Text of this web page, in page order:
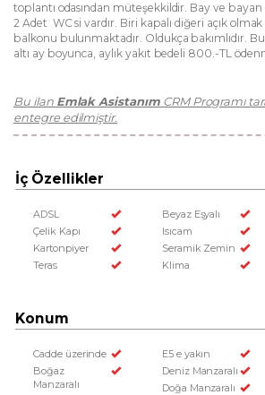
toplantı odasından müteşekkildir. Bay ve
2 Adet WC si vardır. Biri kapalı diğeri açık
balkonu bulunmaktadır. Oldukça bakımlıdır.
altı ay boyunca, aylık yakıt bedeli 800.-TL
Bu ilan Emlak AsistanımCRM Programı
entegre edilmiştir.
İç Özellikler
ADSL
Beyaz Eşyalı
Çelik Kapı
Isıcam
Kartonpiyer
Seramik Zemin
Teras
Klima
Konum
Cadde üzerinde
E5 e yakın
Boğaz
Manzaralı
Deniz Manzaralı
Doğa Manzaralı